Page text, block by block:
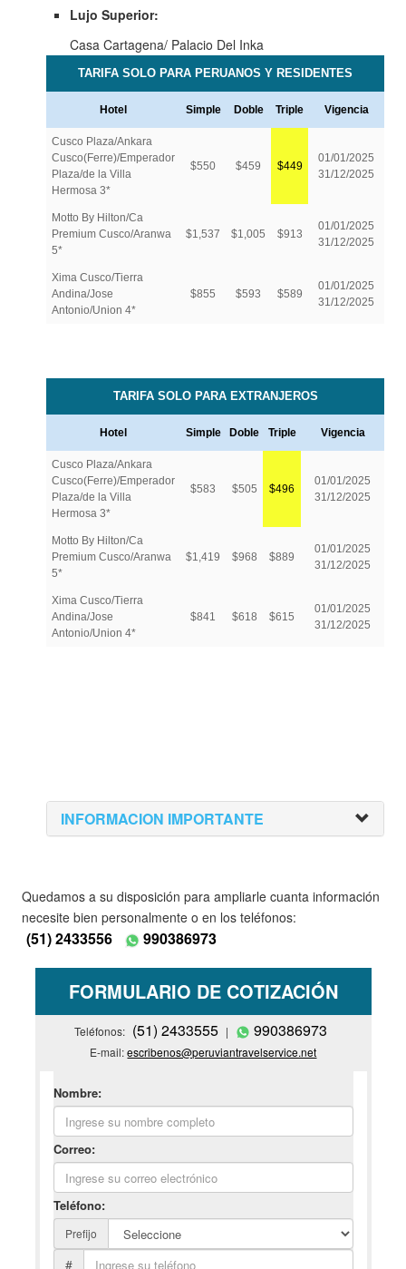
Lujo Superior:
Casa Cartagena/ Palacio Del Inka
INFORMACION IMPORTANTE
Quedamos a su disposición para ampliarle cuanta información
necesite bien personalmente o en los teléfonos:
(51) 2433556 990386973
FORMULARIO DE COTIZACIÓN
Teléfonos: (51) 2433555 | 990386973
E-mail:escribenos@peruviantravelservice.net